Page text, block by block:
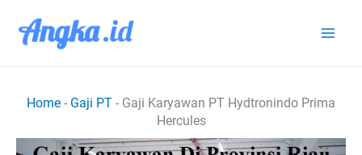
Home - Gaji PT - Gaji Karyawan PT Hydtronindo Prima
Hercules